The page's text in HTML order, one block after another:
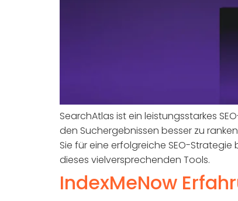
SearchAtlas ist ein leistungsstarkes
den Suchergebnissen besser zu
Sie für eine erfolgreiche SEO-
dieses vielversprechenden Tools.
IndexMeNow